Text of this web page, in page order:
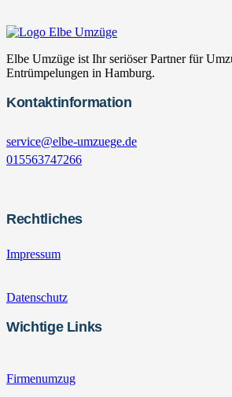
Elbe Umzüge ist Ihr seriöser Partner für
Entrümpelungen in Hamburg.
Kontaktinformation
service@elbe-umzuege.de
015563747266
Rechtliches
Impressum
Datenschutz
Wichtige Links
Firmenumzug